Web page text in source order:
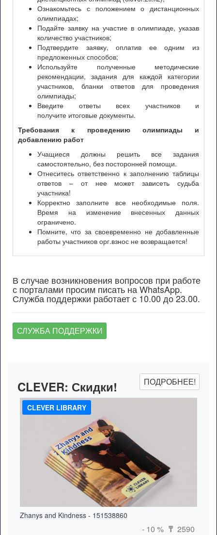
Ознакомьтесь с положением о дистанционных
олимпиадах;
Подайте заявку на участие в олимпиаде, указав
количество участников;
Подтвердите заявку, оплатив ее одним из
предложенных способов;
Используйте полученные методические
рекомендации, задания для каждой категории
участников, бланки ответов для проведения
олимпиады;
Введите ответы всех участников и
получите итоговые документы.
Требования к проведению олимпиады и
добавлению работ
Учащиеся должны решить все задания
самостоятельно, без посторонней помощи.
Отнеситесь ответственно к заполнению таблицы
ответов – от нее может зависеть судьба
участника!
Корректно заполните все необходимые поля.
Время на изменение внесенных данных
ограничено.
Помните, что за своевременно не добавленные
работы участников орг.взнос не возвращается!
В случае возникновения вопросов при работе
с порталами просим писать на WhatsApp.
Служба поддержки работает с 10.00 до 23.00.
СЛУЖБА ПОДДЕРЖКИ
CLEVER: Скидки! ПОДРОБНЕЕ!
CLEVER LIBRARY
Zhanys and Kindness - 151538860
- 10 % ₸ 2590